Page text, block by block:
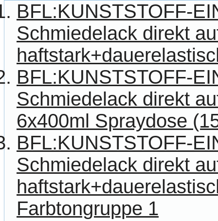
BFL:KUNSTSTOFF-
Schmiedelack direkt
BFL:KUNSTSTOFF-
Schmiedelack direkt
6x400ml Spraydose
BFL:KUNSTSTOFF-
Schmiedelack direkt
Farbtongruppe 1